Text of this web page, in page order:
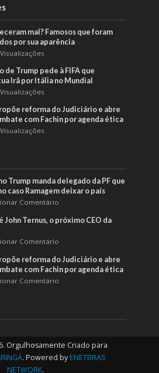
mal? Famosos que foram
por sua aparência
de Trump pede à FIFA que
Irã por Itália no Mundial
reforma do Judiciário e abre
com Fachin por agenda ética
Trump manda delegado da PF que
caso Ramagem deixar o país
Comentário
John Ternus, o próximo CEO da
Comentário
reforma do Judiciário e abre
com Fachin por agenda ética
Comentário
Orgulhosamente Criado para
. Powered by ENETBRAS
NETWORK.